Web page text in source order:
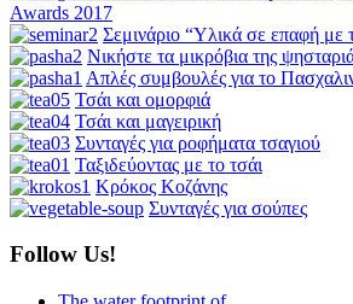
Awards 2017
Σεμινάριο “Υλικά σε επαφή με
Νικήστε τα μικρόβια της
Απλές συμβουλές για το
Τσάι και ομορφιά
Τσάι και μαγειρική
Συνταγές για ροφήματα τσαγιού
Ταξιδεύοντας με το τσάι
Κρόκος Κοζάνης
Συνταγές για σούπες
Follow Us!